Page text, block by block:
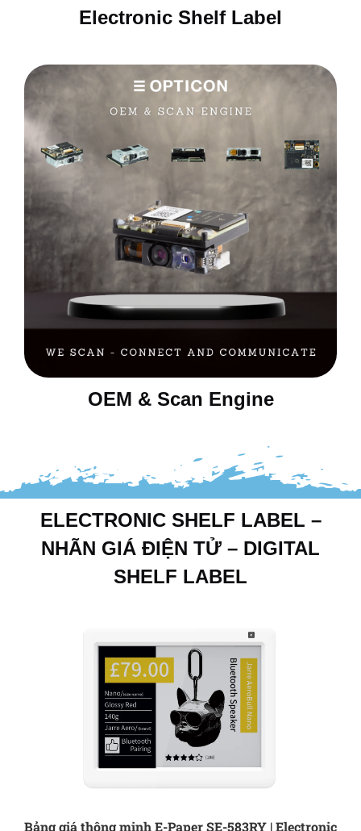
Electronic Shelf Label
OEM & Scan Engine
ELECTRONIC SHELF LABEL –
NHÃN GIÁ ĐIỆN TỬ – DIGITAL
SHELF LABEL
Bảng giá thông minh E-Paper SE-583RY | Electronic